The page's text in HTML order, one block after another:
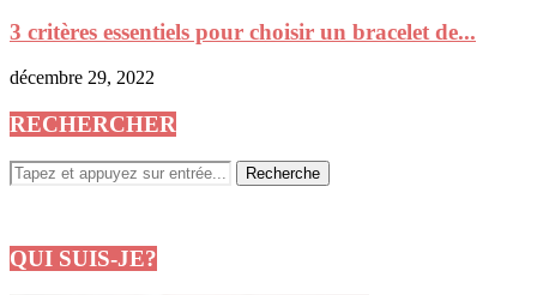
3 critères essentiels pour choisir un bracelet de...
décembre 29, 2022
RECHERCHER
QUI SUIS-JE?